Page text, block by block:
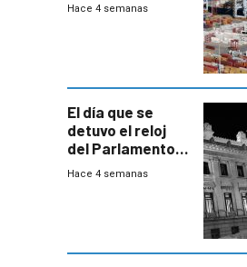
Hace 4 semanas
El día que se
detuvo el reloj
del Parlamento
para negociar
Hace 4 semanas